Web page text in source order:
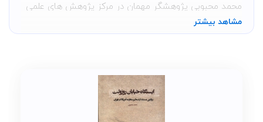
محمد محبوبی پژوهشگر مهمان در مرکز پژوهش های علمی
و مطالعات استراتژیک خاورمیانه می باشد. نامبرده دانشجو
است این پژوهشگر عضو پیوسته گروه مطالعات ادبیات
سیاسی و متن های اساسی در خاورمیانه و عضو وابسته
گروه های بررسی مسائل ژئوپلیتیک و استراتژیک خاورمیانه
مشاهد بیشتر